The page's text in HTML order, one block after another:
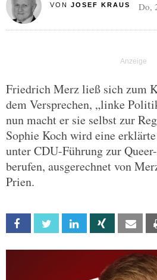
VON JOSEF KRAUS Do,
Friedrich Merz ließ sich zum
dem Versprechen, „linke
nun macht er sie selbst zur
Sophie Koch wird eine
unter CDU-Führung zur
berufen, ausgerechnet von
Prien.
Facebook Twitter Linkedin Xing